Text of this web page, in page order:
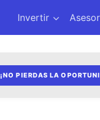
Invertir
¡NO PIERDAS LA